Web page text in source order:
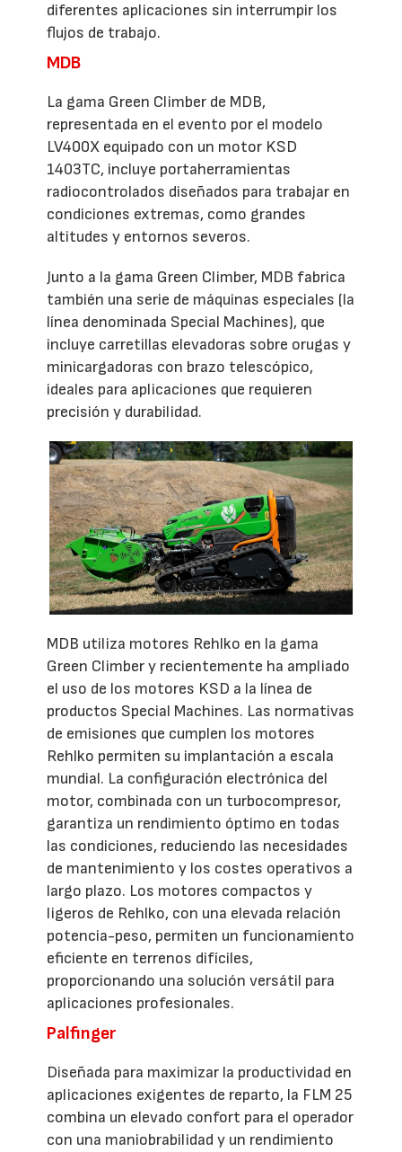
diferentes aplicaciones sin interrumpir los
flujos de trabajo.
MDB
La gama Green Climber de MDB,
representada en el evento por el modelo
LV400X equipado con un motor KSD
1403TC, incluye portaherramientas
radiocontrolados diseñados para trabajar en
condiciones extremas, como grandes
altitudes y entornos severos.
Junto a la gama Green Climber, MDB fabrica
también una serie de máquinas especiales (la
línea denominada Special Machines), que
incluye carretillas elevadoras sobre orugas y
minicargadoras con brazo telescópico,
ideales para aplicaciones que requieren
precisión y durabilidad.
MDB utiliza motores Rehlko en la gama
Green Climber y recientemente ha ampliado
el uso de los motores KSD a la línea de
productos Special Machines. Las normativas
de emisiones que cumplen los motores
Rehlko permiten su implantación a escala
mundial. La configuración electrónica del
motor, combinada con un turbocompresor,
garantiza un rendimiento óptimo en todas
las condiciones, reduciendo las necesidades
de mantenimiento y los costes operativos a
largo plazo. Los motores compactos y
ligeros de Rehlko, con una elevada relación
potencia-peso, permiten un funcionamiento
eficiente en terrenos difíciles,
proporcionando una solución versátil para
aplicaciones profesionales.
Palfinger
Diseñada para maximizar la productividad en
aplicaciones exigentes de reparto, la FLM 25
combina un elevado confort para el operador
con una maniobrabilidad y un rendimiento